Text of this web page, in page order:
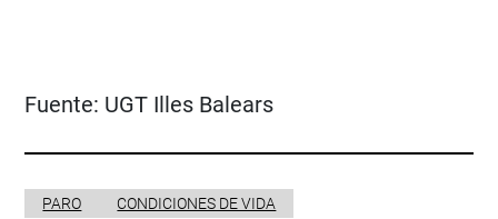
Fuente: UGT Illes Balears
PARO CONDICIONES DE VIDA